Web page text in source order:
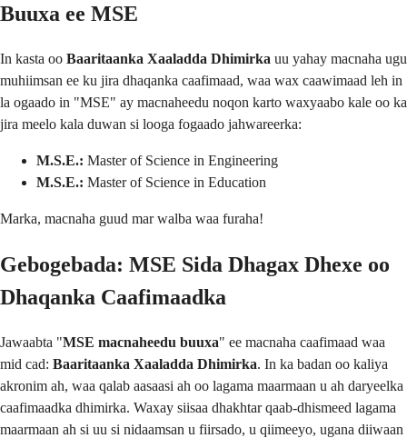
Buuxa ee MSE
In kasta oo Baaritaanka Xaaladda Dhimirka uu yahay macnaha ugu
muhiimsan ee ku jira dhaqanka caafimaad, waa wax caawimaad leh in
la ogaado in "MSE" ay macnaheedu noqon karto waxyaabo kale oo ka
jira meelo kala duwan si looga fogaado jahwareerka:
M.S.E.: Master of Science in Engineering
M.S.E.: Master of Science in Education
Marka, macnaha guud mar walba waa furaha!
Gebogebada: MSE Sida Dhagax Dhexe oo
Dhaqanka Caafimaadka
Jawaabta "MSE macnaheedu buuxa" ee macnaha caafimaad waa
mid cad: Baaritaanka Xaaladda Dhimirka. In ka badan oo kaliya
akronim ah, waa qalab aasaasi ah oo lagama maarmaan u ah daryeelka
caafimaadka dhimirka. Waxay siisaa dhakhtar qaab-dhismeed lagama
maarmaan ah si uu si nidaamsan u fiirsado, u qiimeeyo, ugana diiwaan